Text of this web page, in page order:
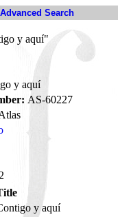
Advanced Search
y aquí"
y aquí
AS-60227
y aquí